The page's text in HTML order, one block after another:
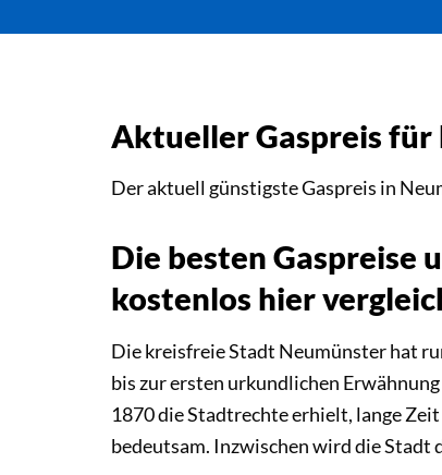
Aktueller Gaspreis
Der aktuell günstigste Gaspreis in
Die besten Gaspreise
kostenlos hier
Die kreisfreie Stadt Neumünster hat
bis zur ersten urkundlichen
1870 die Stadtrechte erhielt, lange
bedeutsam. Inzwischen wird die